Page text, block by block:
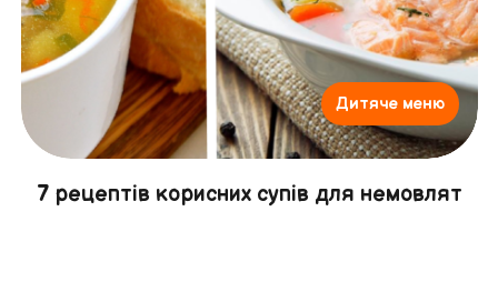
Дитяче меню
7 рецептів корисних супів для немовлят